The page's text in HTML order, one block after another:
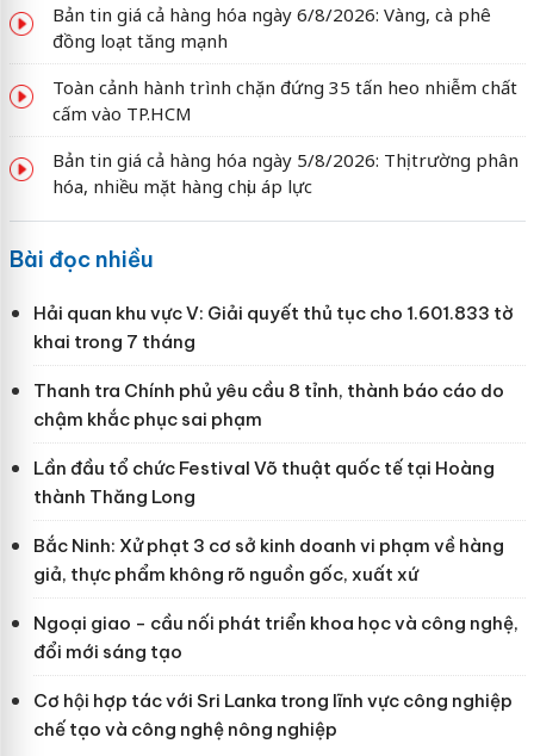
Bản tin giá cả hàng hóa ngày 6/8/2026: Vàng, cà phê
đồng loạt tăng mạnh
Toàn cảnh hành trình chặn đứng 35 tấn heo nhiễm chất
cấm vào TP.HCM
Bản tin giá cả hàng hóa ngày 5/8/2026: Thị trường phân
hóa, nhiều mặt hàng chịu áp lực
Bài đọc nhiều
Hải quan khu vực V: Giải quyết thủ tục cho 1.601.833 tờ
khai trong 7 tháng
Thanh tra Chính phủ yêu cầu 8 tỉnh, thành báo cáo do
chậm khắc phục sai phạm
Lần đầu tổ chức Festival Võ thuật quốc tế tại Hoàng
thành Thăng Long
Bắc Ninh: Xử phạt 3 cơ sở kinh doanh vi phạm về hàng
giả, thực phẩm không rõ nguồn gốc, xuất xứ
Ngoại giao - cầu nối phát triển khoa học và công nghệ,
đổi mới sáng tạo
Cơ hội hợp tác với Sri Lanka trong lĩnh vực công nghiệp
chế tạo và công nghệ nông nghiệp